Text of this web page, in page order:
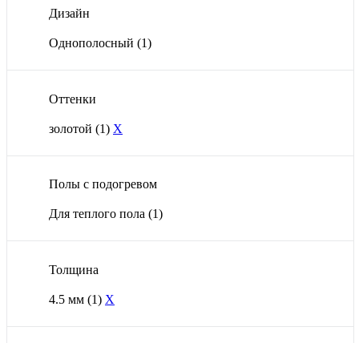
Дизайн
Однополосный (1)
Оттенки
золотой (1) X
Полы с подогревом
Для теплого пола (1)
Толщина
4.5 мм (1) X